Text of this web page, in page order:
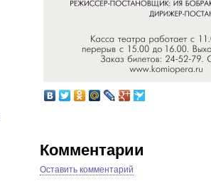
Комментарии
Оставить комментарий